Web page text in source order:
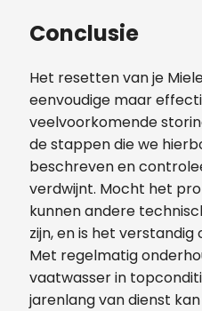
Conclusie
Het resetten van je
eenvoudige maar
veelvoorkomende
de stappen die we
beschreven en
verdwijnt. Mocht het
kunnen andere
zijn, en is het
Met regelmatig
vaatwasser in
jarenlang van dienst kan